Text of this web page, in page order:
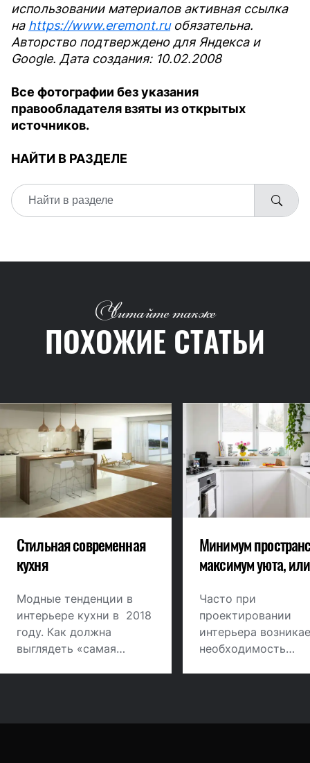
использовании материалов активная ссылка
на https://www.eremont.ruобязательна.
Авторство подтверждено для Яндекса и
Google. Дата создания: 10.02.2008
Все фотографии без указания
правообладателя взяты из открытых
источников.
НАЙТИ В РАЗДЕЛЕ
Читайте также
ПОХОЖИЕ СТАТЬИ
Стильная современная
кухня
Модные тенденции в
интерьере кухни в 2018
году. Как должна
выглядеть «самая
Минимум
максимум уюта, или
небольшой кухни
Часто при
проектировании
интерьера
необходимость